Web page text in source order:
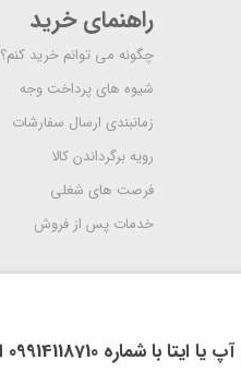
راهنمای خرید
چگونه می توانم خرید کنم؟
شیوه های پرداخت وجه
زمانبندی ارسال سفارشات
رویه برگرداندن کالا
فرصت های شغلی
خدمات پس از فروش
اقدام فرمایید.